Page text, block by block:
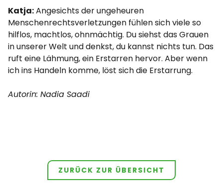
Katja:Angesichts der ungeheuren
Menschenrechtsverletzungen fühlen sich viele so
hilflos, machtlos, ohnmächtig. Du siehst das Grauen
in unserer Welt und denkst, du kannst nichts tun. Das
ruft eine Lähmung, ein Erstarren hervor. Aber wenn
ich ins Handeln komme, löst sich die Erstarrung.
Autorin: Nadia Saadi
ZURÜCK ZUR ÜBERSICHT